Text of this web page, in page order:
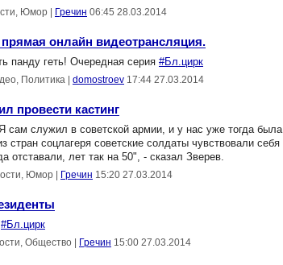
Юмор Гречин 06:45 28.03.2014
онлайн видеотрансляция.
панду геть! Очередная серия #Бл.цирк
Политика domostroev 17:44 27.03.2014
провести кастинг
сам служил в советской армии, и у нас уже тогда
стран соцлагеря советские солдаты чувствовали
отставали, лет так на 50", - сказал Зверев.
Юмор Гречин 15:20 27.03.2014
#Бл.цирк
Общество Гречин 15:00 27.03.2014